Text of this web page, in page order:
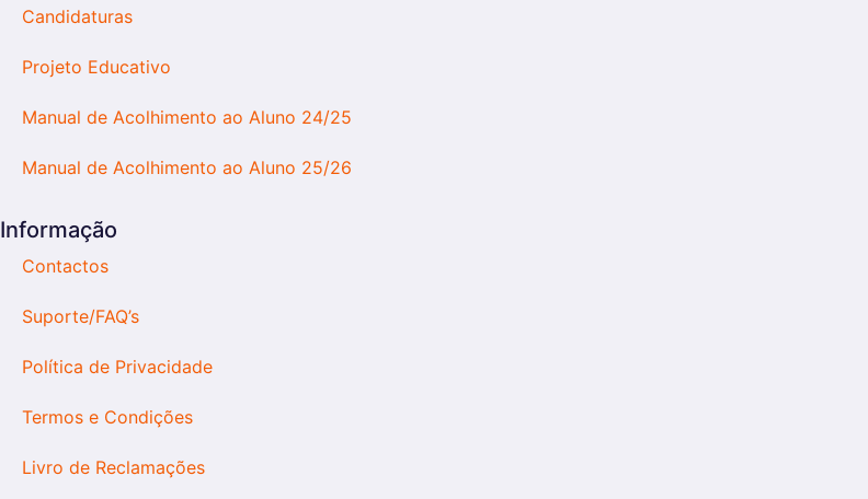
Candidaturas
Projeto Educativo
Manual de Acolhimento ao Aluno 24/25
Manual de Acolhimento ao Aluno 25/26
Informação
Contactos
Suporte/FAQ’s
Política de Privacidade
Termos e Condições
Livro de Reclamações